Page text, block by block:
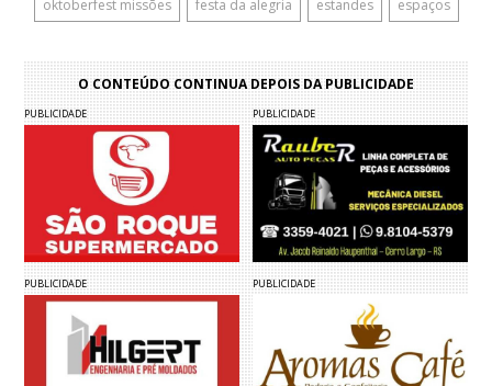
oktoberfest missões festa da alegria estandes espaços
O CONTEÚDO CONTINUA DEPOIS DA PUBLICIDADE
PUBLICIDADE PUBLICIDADE
PUBLICIDADE PUBLICIDADE